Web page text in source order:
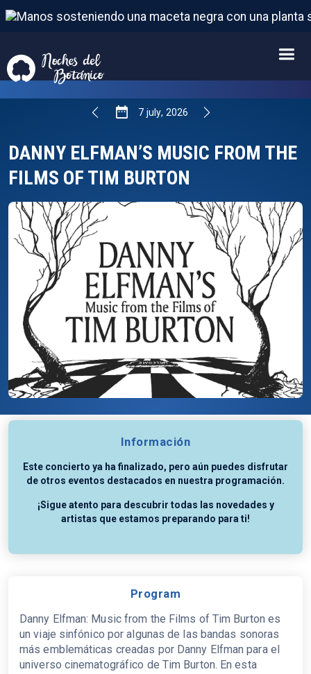
DANNY ELFMAN’S MUSIC FROM THE FILMS OF
7 FROM JULY, 2026
7 july, 2026
DANNY ELFMAN’S MUSIC FROM THE
FILMS OF TIM BURTON
Program
Danny Elfman: Music from the Films of Tim Burton es
un viaje sinfónico por algunas de las bandas sonoras
más emblemáticas creadas por Danny Elfman para el
universo cinematográfico de Tim Burton. En esta
Información
Este concierto ya ha finalizado, pero aún puedes disfrutar
de otros eventos destacados en nuestra programación.
¡Sigue atento para descubrir todas las novedades y
artistas que estamos preparando para ti!